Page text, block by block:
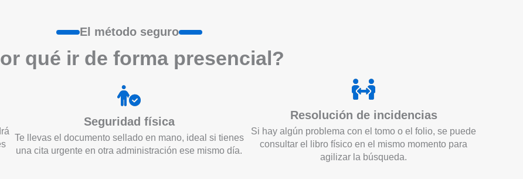
El método seguro
qué ir de formapresencial?
Seguridad física
Te llevas el documento sellado en mano, ideal si tienes
una cita urgente en otra administración ese mismo día.
Resolución de incidencias
Si hay algún problema con el tomo o el folio, se puede
consultar el libro físico en el mismo momento para
agilizar la búsqueda.